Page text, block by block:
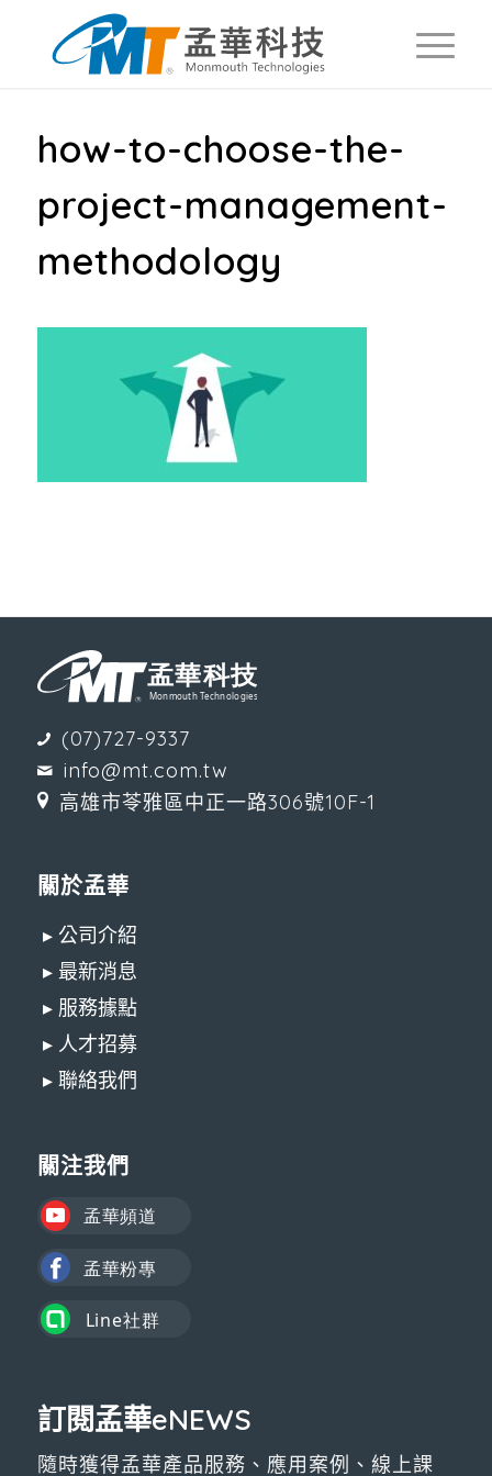
how-to-choose-the-
project-management-
methodology
(07)727-9337
info@mt.com.tw
高雄市苓雅區中正一路306號10F-1
關於孟華
▸ 公司介紹
▸ 最新消息
▸ 服務據點
▸ 人才招募
▸ 聯絡我們
關注我們
訂閱孟華eNEWS
隨時獲得孟華產品服務、應用案例、線上課